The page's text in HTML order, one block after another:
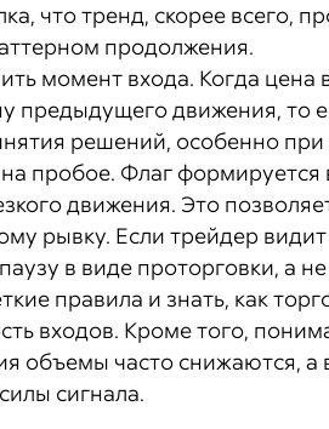
что тренд, скорее всего,
продолжения.
момент входа. Когда цена
предыдущего движения, то
решений, особенно при
пробое. Флаг
движения. Это
рывку. Если трейдер
в виде проторговки, а
правила и знать, как
входов. Кроме того,
объемы часто снижаются,
сигнала.